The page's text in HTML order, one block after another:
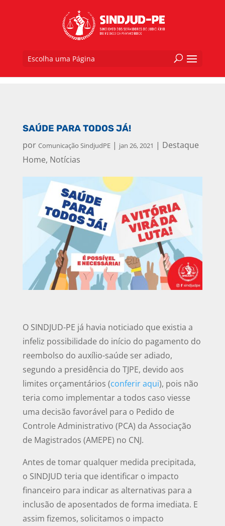
Escolha uma Página
SAÚDE PARA TODOS JÁ!
por Comunicação SindjudPE| jan 26, 2021 | Destaque
Home, Notícias
O SINDJUD-PE já havia noticiado que existia a
infeliz possibilidade do início do pagamento do
reembolso do auxílio-saúde ser adiado,
segundo a presidência do TJPE, devido aos
limites orçamentários (conferir aqui), pois não
teria como implementar a todos caso viesse
uma decisão favorável para o Pedido de
Controle Administrativo (PCA) da Associação
de Magistrados (AMEPE) no CNJ.
Antes de tomar qualquer medida precipitada,
o SINDJUD teria que identificar o impacto
financeiro para indicar as alternativas para a
inclusão de aposentados de forma imediata. E
assim fizemos, solicitamos o impacto